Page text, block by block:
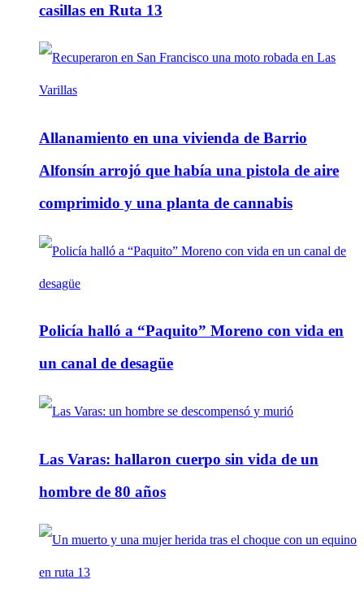
casillas en Ruta 13
Allanamiento en una vivienda de Barrio
Alfonsín arrojó que había una pistola de aire
comprimido y una planta de cannabis
Policía halló a “Paquito” Moreno con vida en
un canal de desagüe
Las Varas: hallaron cuerpo sin vida de un
hombre de 80 años